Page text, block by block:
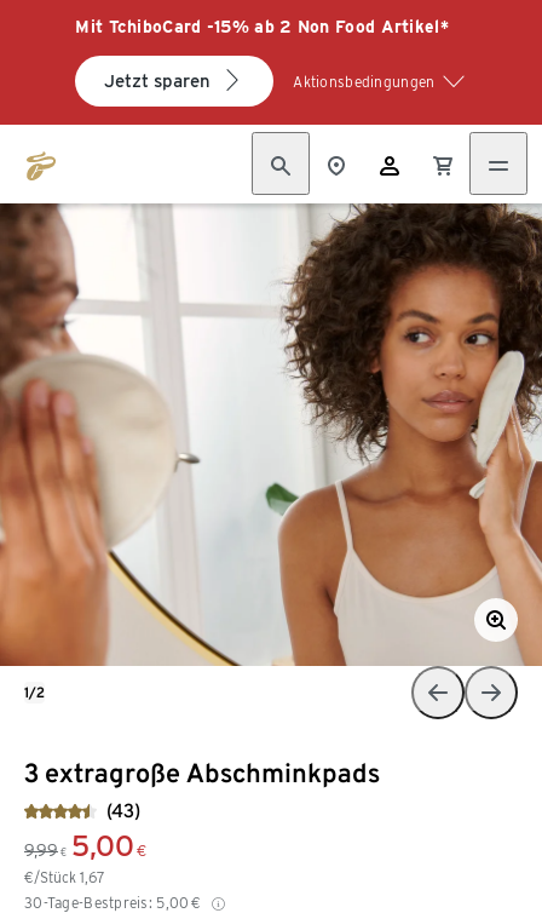
Mit TchiboCard -15% ab 2 Non Food Artikel*
Jetzt sparen Aktionsbedingungen
3 extragroße Abschminkpads
(43)
9,99 € 5,00 €
€/Stück 1,67
30-Tage-Bestpreis: 5,00 €
1/2